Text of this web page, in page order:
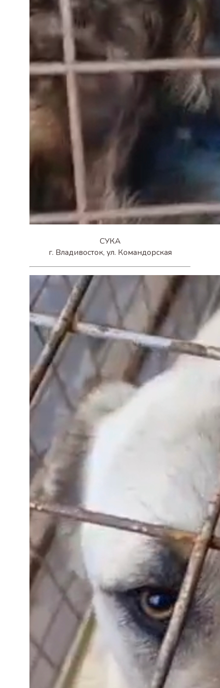
СУКА
г. Владивосток, ул. Командорская